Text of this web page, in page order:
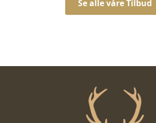
Se alle våre Tilbud